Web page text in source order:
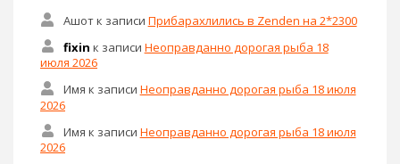
Ашотк записи Прибарахлились в Zenden на 2*2300
fixin к записи Неоправданно дорогая рыба 18
июля 2026
Имя к записи Неоправданно дорогая рыба 18 июля
2026
Имя к записи Неоправданно дорогая рыба 18 июля
2026